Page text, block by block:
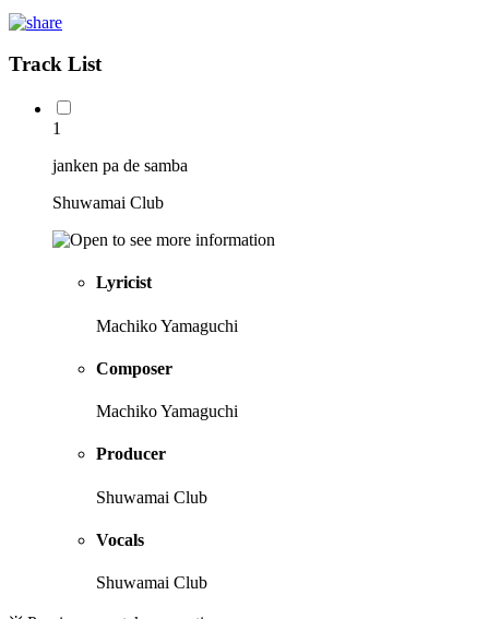
Track List
1
janken pa de samba
Shuwamai Club
Lyricist
Machiko Yamaguchi
Composer
Machiko Yamaguchi
Producer
Shuwamai Club
Vocals
Shuwamai Club